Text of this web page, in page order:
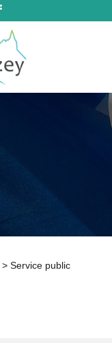
> Service public